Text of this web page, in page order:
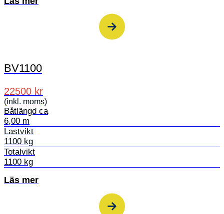
BV1100
22500 kr
(inkl. moms)
Båtlängd ca
6,00 m
Lastvikt
1100 kg
Totalvikt
1100 kg
Läs mer